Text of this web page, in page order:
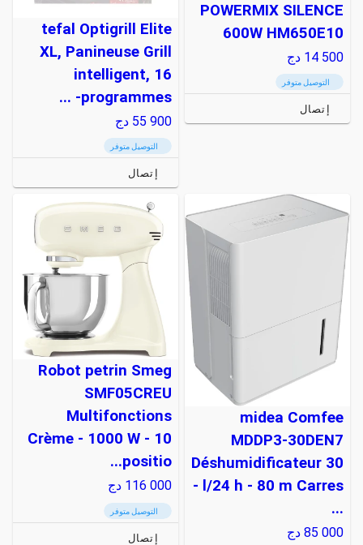
POWERMIX SILENCE
600W HM650E10
14 500 دج
التوصيل متوفر
إتصال
tefal Optigrill Elite
XL, Panineuse Grill
intelligent, 16
programmes- ...
55 900 دج
التوصيل متوفر
إتصال
midea Comfee
MDDP3-30DEN7
Déshumidificateur 30
l/24 h - 80 m Carres -
...
85 000 دج
Robot petrin Smeg
SMF05CREU
Multifonctions
Crème - 1000 W - 10
positio...
116 000 دج
التوصيل متوفر
إتصال